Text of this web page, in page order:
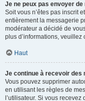
Je ne peux pas envoyer
Soit vous n’êtes pas inscrit
entièrement la messagerie
modérateur a décidé de
plus d’informations,
Haut
Je continue à recevoir des
Vous pouvez supprimer
en utilisant les règles de
l’utilisateur. Si vous